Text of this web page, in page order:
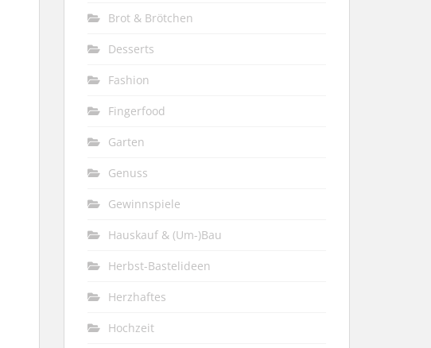
Brot & Brötchen
Desserts
Fashion
Fingerfood
Garten
Genuss
Gewinnspiele
Hauskauf & (Um-)Bau
Herbst-Bastelideen
Herzhaftes
Hochzeit